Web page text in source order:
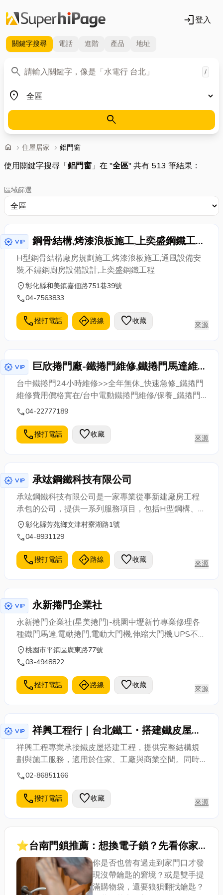
login登入
關鍵字搜尋 電話 進階 產品 地址
search
關鍵字 /
place
地區
search
home 首頁
chevron_right 住屋居家 chevron_right 鋁門窗
使用關鍵字搜尋「鋁門窗」在 "全區" 共有 513 筆結果：
區域篩選
award_star VIP
鋼骨結構,烤漆浪板施工,上奕盛鋼鐵工程
有限公司
H型鋼骨結構廠房規劃施工,烤漆浪板施工,通風設備安
裝,不鏽鋼廚房設備設計,上奕盛鋼鐵工程
location_on彰化縣和美鎮嘉佃路751巷39號
call04-7563833
call撥打電話 directions路線 favorite收藏 來源
award_star VIP
巨欣捲門廠-鐵捲門維修,鐵捲門馬達維
修,電動捲門維修,維修鐵捲門
台中鐵捲門24小時維修>>全年無休_快速急修_鐵捲門
維修費用價格實在/台中電動鐵捲門維修/保養_鐵捲門
馬達維修/更換,捲門遙控器/鐵門修理,鐵捲門卡住/壓到
維修,鐵捲門維修台中,鐵捲門修理,台中維修捲門24小
時,快速鐵捲門維修,台中鐵捲門維修,鐵捲門維修推薦,台
門,台中修鐵捲門,傳統鐵捲門維修,鐵捲門台中.鐵捲門馬
達價錢,電捲門馬達費用洽詢
call04-22777189
call撥打電話 favorite收藏 來源
award_star VIP 承竑鋼鐵科技有限公司
承竑鋼鐵科技有限公司是一家專業從事新建廠房工程
承包的公司，提供一系列服務項目，包括H型鋼構、鋼
骨工程和彩色鋼板、鋼骨結構設計施工、烤漆浪板等
新建廠房、營建工程。我們為專業的工程承包商，承
力於為客戶提供高品質的鋼骨工程承包。承竑鋼鐵科
技有限公司以專業、品質和客戶滿意度為核心價值
location_on彰化縣芳苑鄉文津村寮湖路1號
call04-8931129
call撥打電話 directions路線 favorite收藏 來源
award_star VIP 永新捲門企業社
永新捲門企業社(星美捲門)-桃園中壢新竹專業修理各
種鐵門馬達,電動捲門,電動大門機,伸縮大門機,UPS不斷
電系統,加裝車道專用捲門機
location_on桃園市平鎮區廣東路77號
call03-4948822
call撥打電話 directions路線 favorite收藏 來源
award_star VIP
祥興工程行｜台北鐵工・搭建鐵皮屋・
鐵皮屋增建整修
祥興工程專業承接鐵皮屋搭建工程，提供完整結構規
劃與施工服務，適用於住家、工廠與商業空間。同時
施作不鏽鋼鐵門窗工程，兼具安全性與耐用性，並提
動捲門安裝與維修服務，提升出入便利與安全管理，
並承作各式不鏽鋼欄杆工程，適用樓梯、陽台與公共
call02-86851166
call撥打電話 favorite收藏 來源
⭐台南門鎖推薦：想換電子鎖？先看你家
是什麼門！硫化銅門、木門、防火門安裝評
估全解析
你是否也曾有過走到家門口才發
現沒帶鑰匙的窘境？或是雙手提
滿購物袋，還要狼狽翻找鑰匙？